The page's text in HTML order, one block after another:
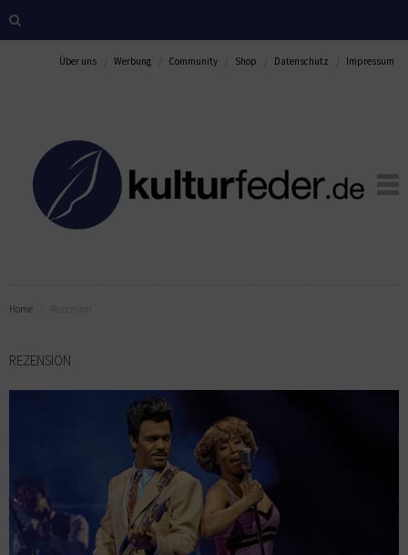
Über uns Werbung Community Shop Datenschutz Impressum
Home
REZENSION